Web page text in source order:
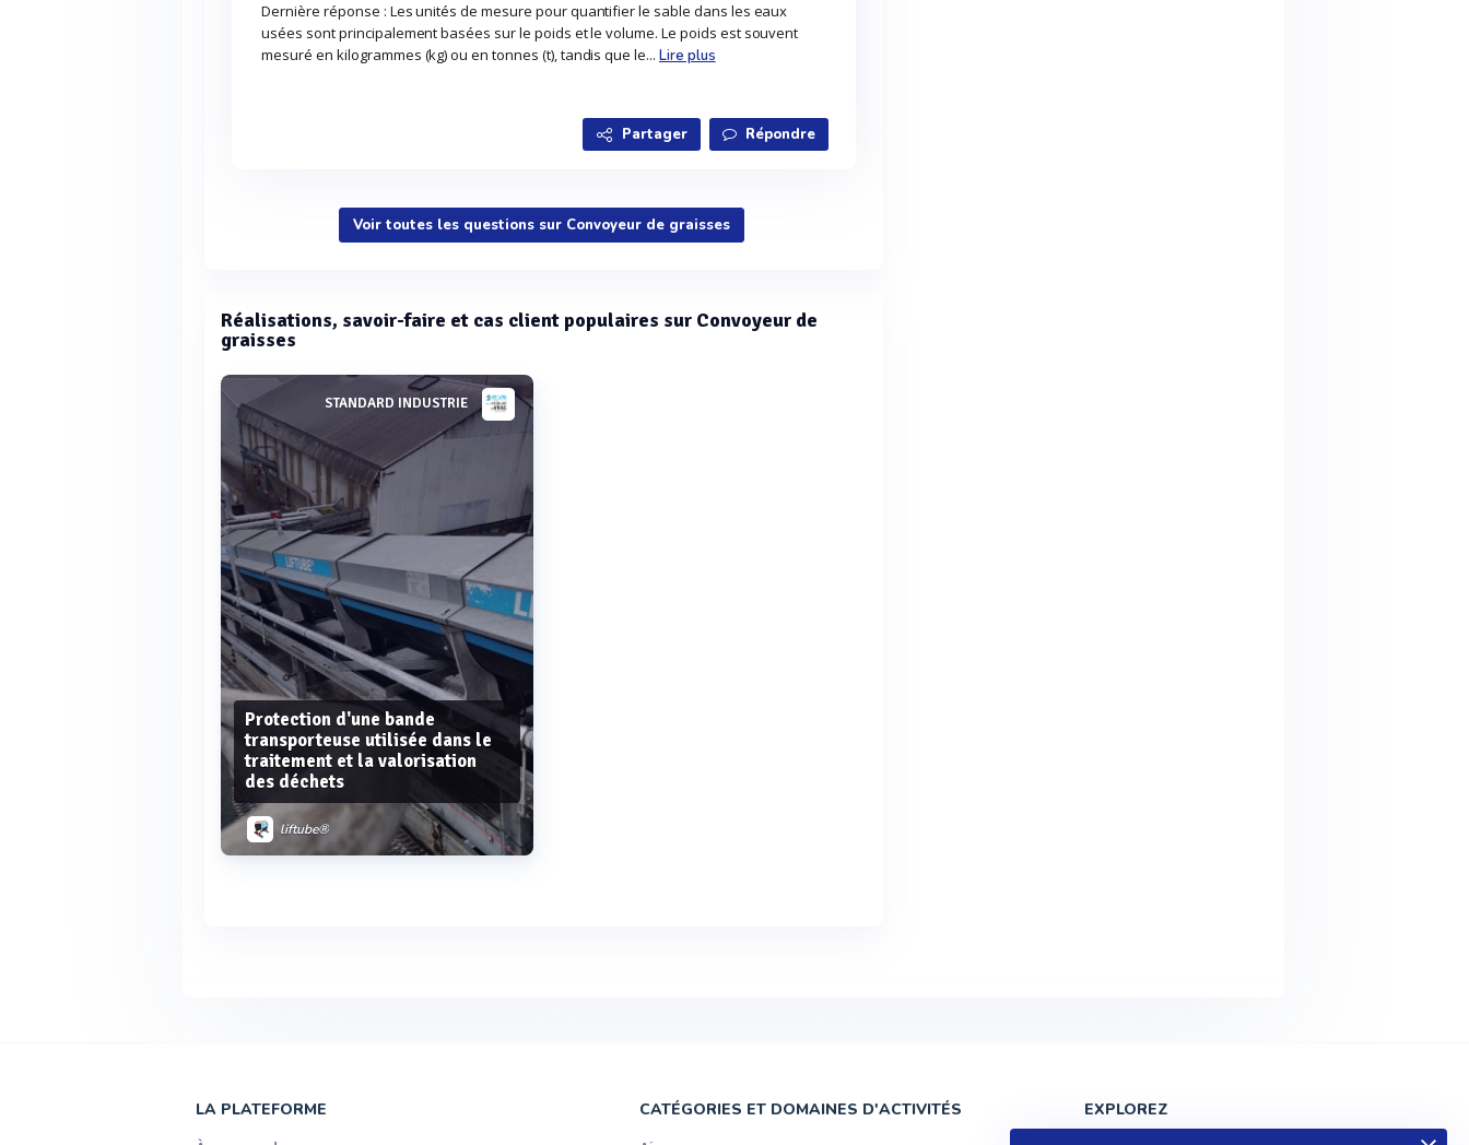
Dernière réponse : Les unités de mesure pour quantifier le sable dans les eaux
usées sont principalement basées sur le poids et le volume. Le poids est souvent
mesuré en kilogrammes (kg) ou en tonnes (t), tandis que le... Lire plus
Partager Répondre
Voir toutes les questions sur Convoyeur de graisses
Réalisations, savoir-faire et cas client populaires sur Convoyeur de
graisses
STANDARD INDUSTRIE
Protection d'une bande
transporteuse utilisée dans le
traitement et la valorisation
des déchets
liftube®
LA PLATEFORME
CATÉGORIES ET DOMAINES D'ACTIVITÉS
EXPLOREZ